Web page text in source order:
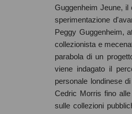
Guggenheim Jeune,
sperimentazione
Peggy Guggenheim,
collezionista e
parabola di un
viene indagato il
personale londinese
Cedric Morris fino
sulle collezioni